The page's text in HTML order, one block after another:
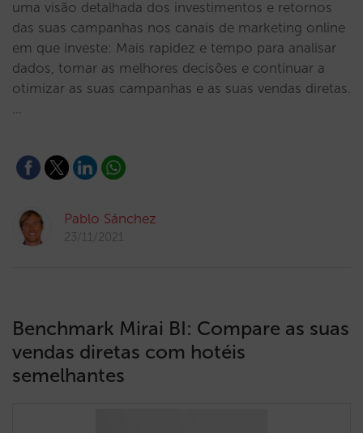
uma visão detalhada dos investimentos e retornos
das suas campanhas nos canais de marketing online
em que investe: Mais rapidez e tempo para analisar
dados, tomar as melhores decisões e continuar a
otimizar as suas campanhas e as suas vendas diretas.
…
Pablo Sánchez
23/11/2021
Benchmark Mirai BI: Compare as suas
vendas diretas com hotéis
semelhantes